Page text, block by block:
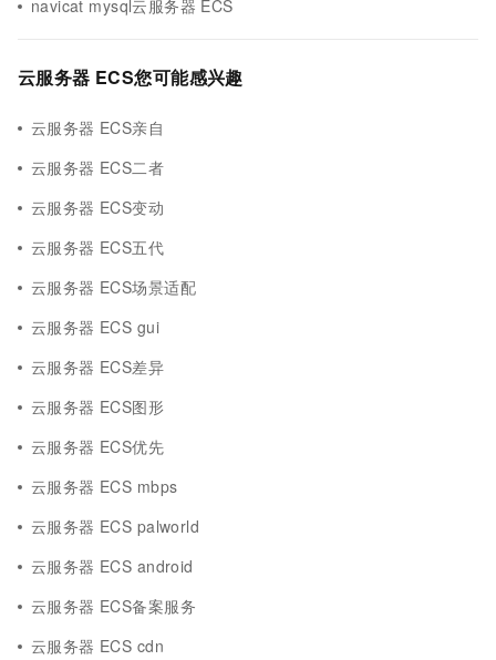
navicat mysql云服务器 ECS
云服务器 ECS您可能感兴趣
云服务器 ECS亲自
云服务器 ECS二者
云服务器 ECS变动
云服务器 ECS五代
云服务器 ECS场景适配
云服务器 ECS gui
云服务器 ECS差异
云服务器 ECS图形
云服务器 ECS优先
云服务器 ECS mbps
云服务器 ECS palworld
云服务器 ECS android
云服务器 ECS备案服务
云服务器 ECS cdn